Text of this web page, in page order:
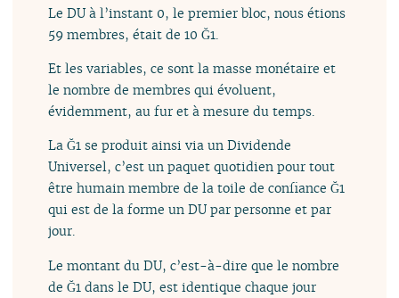
Le DU à l’instant 0, le premier bloc, nous étions
59 membres, était de 10 Ğ1.
Et les variables, ce sont la masse monétaire et
le nombre de membres qui évoluent,
évidemment, au fur et à mesure du temps.
La Ğ1 se produit ainsi via un Dividende
Universel, c’est un paquet quotidien pour tout
être humain membre de la toile de confiance Ğ1
qui est de la forme un DU par personne et par
jour.
Le montant du DU, c’est-à-dire que le nombre
de Ğ1 dans le DU, est identique chaque jour